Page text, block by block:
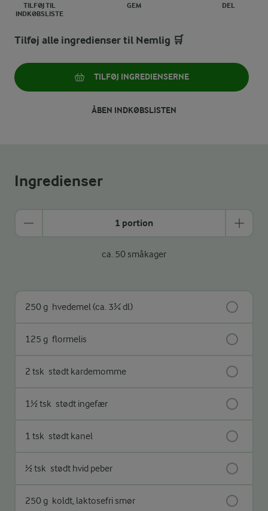
TILFØJ TIL
INDKØBSLISTE
GEM DEL
Tilføj alle ingredienser til Nemlig 🛒
TILFØJ INGREDIENSERNE
ÅBEN INDKØBSLISTEN
Ingredienser
1 portion
ca. 50 småkager
250 g hvedemel (ca. 3¾ dl)
125 g flormelis
2 tsk stødt kardemomme
1½ tsk stødt ingefær
1 tsk stødt kanel
½ tsk stødt hvid peber
250 g koldt, laktosefri smør